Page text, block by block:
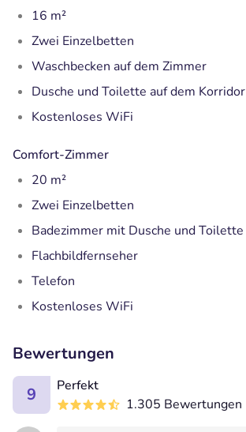
16 m²
Zwei Einzelbetten
Waschbecken auf dem Zimmer
Dusche und Toilette auf dem Korridor
Kostenloses WiFi
Comfort-Zimmer
20 m²
Zwei Einzelbetten
Badezimmer mit Dusche und Toilette
Flachbildfernseher
Telefon
Kostenloses WiFi
Bewertungen
9
Perfekt
1.305 Bewertungen